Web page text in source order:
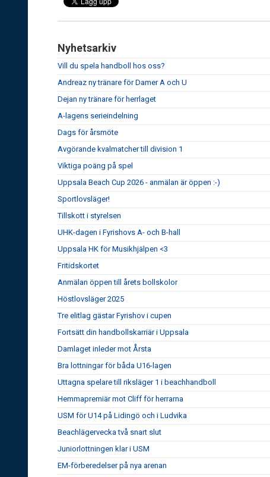
Nyhetsarkiv
Vill du spela handboll hos oss?
Andreaz ny tränare för Damer A och U
Dejan ny tränare för herrlaget
A-lagens serieindelning
Dags för årsmöte
Avgörande kvalmatcher till division 1
Viktiga poäng på spel
Uppsala Beach Cup 2026 - anmälan är öppen :-)
Sportlovsläger!
Tillskott i styrelsen
UHK-dagen i Fyrishovs A- och B-hall
Uppsala HK för Musikhjälpen <3
Fritidskortet
Anmälan öppen till årets bollskolor
Höstlovsläger 2025
Tre elitlag gästar Fyrishov i cupen
Fortsätt din handbollskarriär i Uppsala
Damlaget inleder mot Årsta
Bra lottningar för båda U16-lagen
Uttagna spelare till riksläger 1 i beachhandboll
Hemmapremiär mot Cliff för herrarna
USM för U14 på Lidingö och i Ludvika
Beachlägervecka två snart slut
Juniorlottningen klar i USM
EM-förberedelser på nya arenan